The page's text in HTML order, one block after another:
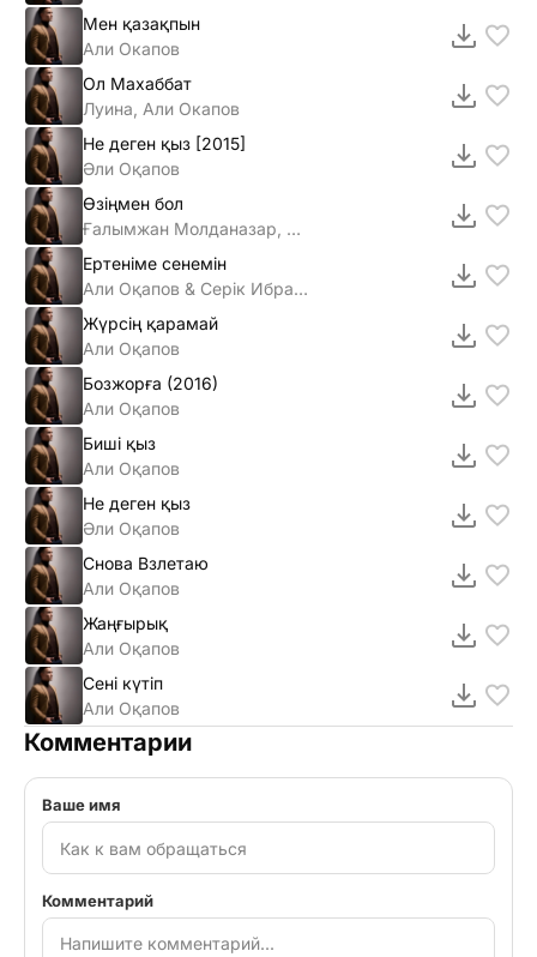
Мен қазақпын
Али Окапов
Ол Махаббат
Луина, Али Окапов
Не деген қыз [2015]
Әли Оқапов
Өзіңмен бол
Ғалымжан Молданазар, Диас Аблаев & Али Оқапов
Ертеніме сенемін
Али Оқапов & Серік Ибрагимов
Жүрсің қарамай
Али Оқапов
Бозжорға (2016)
Али Оқапов
Биші қыз
Али Оқапов
Не деген қыз
Әли Оқапов
Снова Взлетаю
Али Оқапов
Жаңғырық
Али Оқапов
Сені күтіп
Али Оқапов
Комментарии
Ваше имя
Комментарий